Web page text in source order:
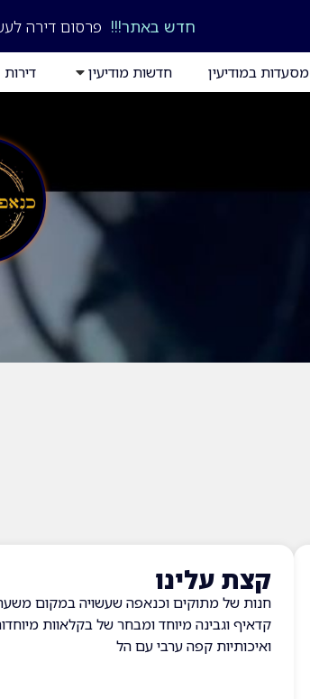
חדש באתר!!! פרסום דירה
מסעדות במודיעין חדשות מודיעין דירות
קצת עלינו
חנות של מתוקים וכנאפה שעשויה במקום
קדאיף וגבינה מיוחד ומבחר של בקלאוות
ואיכותיות קפה ערבי עם הל